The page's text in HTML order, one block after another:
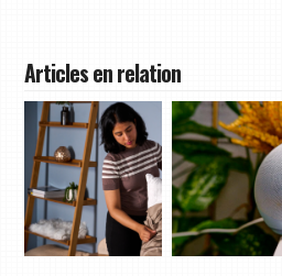
Articles en relation